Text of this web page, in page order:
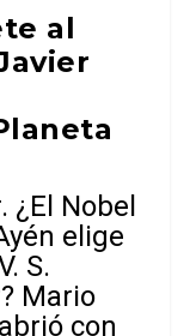
al
¿El Nobel
elige
S.
Mario
con